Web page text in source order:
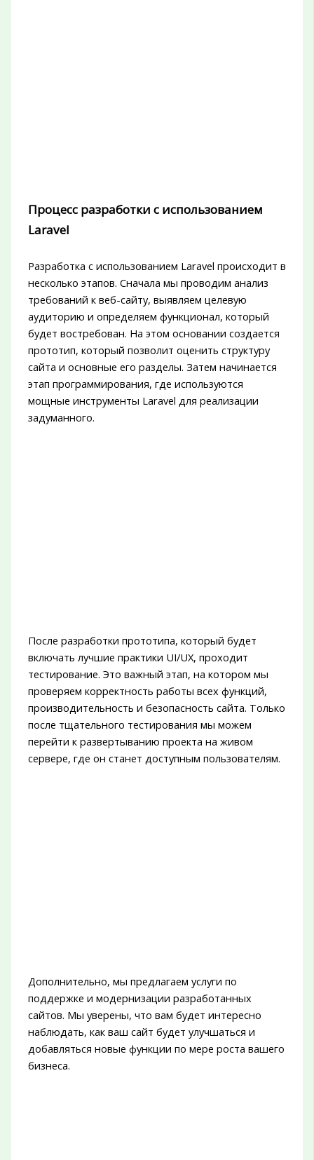
Процесс разработки с использованием
Laravel
Разработка с использованием Laravel происходит в
несколько этапов. Сначала мы проводим анализ
требований к веб-сайту, выявляем целевую
аудиторию и определяем функционал, который
будет востребован. На этом основании создается
прототип, который позволит оценить структуру
сайта и основные его разделы. Затем начинается
этап программирования, где используются
мощные инструменты Laravel для реализации
задуманного.
После разработки прототипа, который будет
включать лучшие практики UI/UX, проходит
тестирование. Это важный этап, на котором мы
проверяем корректность работы всех функций,
производительность и безопасность сайта. Только
после тщательного тестирования мы можем
перейти к развертыванию проекта на живом
сервере, где он станет доступным пользователям.
Дополнительно, мы предлагаем услуги по
поддержке и модернизации разработанных
сайтов. Мы уверены, что вам будет интересно
наблюдать, как ваш сайт будет улучшаться и
добавляться новые функции по мере роста вашего
бизнеса.